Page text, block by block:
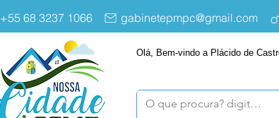
+55 68 3237 1066 gabinetepmpc@gmail.com
Olá, Bem-vindo a Plácido de